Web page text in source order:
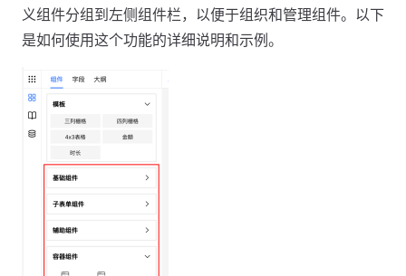
义组件分组到左侧组件栏，以便于组织和管理组件。以下
是如何使用这个功能的详细说明和示例。